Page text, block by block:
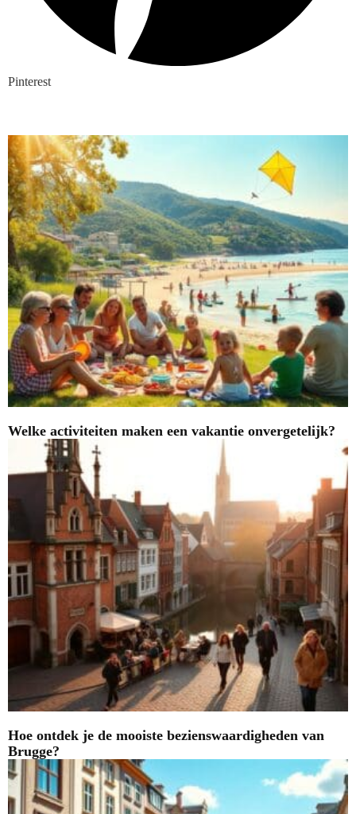
Pinterest
Welke activiteiten maken een vakantie onvergetelijk?
Hoe ontdek je de mooiste bezienswaardigheden van
Brugge?